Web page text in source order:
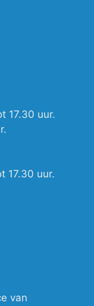
17.30 uur.
17.30 uur.
van